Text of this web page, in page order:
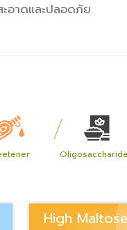
ะอาดและปลอดภัย
High